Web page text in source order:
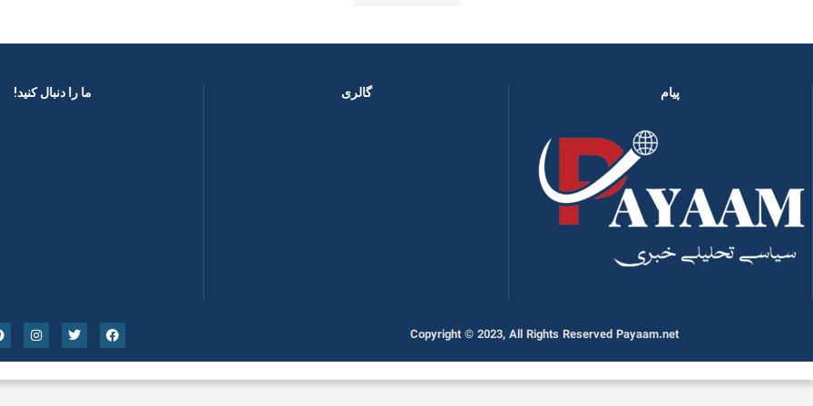
پیام گالری ما را دنبال کنید! ​
Copyright © 2023, All Rights Reserved Payaam.net